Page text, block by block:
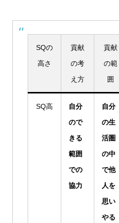
SQの
高さ
貢献
の考
え方
貢献
の範
囲
SQ高
自分
ので
きる
範囲
での
協力
自分
の生
活圏
の中
で他
人を
思い
やる